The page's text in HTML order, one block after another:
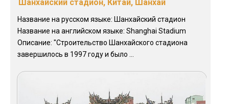
Шанхайский стадион, Китай, Шанхай
Название на русском языке: Шанхайский стадион
Название на английском языке: Shanghai Stadium
Описание: "Строительство Шанхайского стадиона
завершилось в 1997 году и было ...